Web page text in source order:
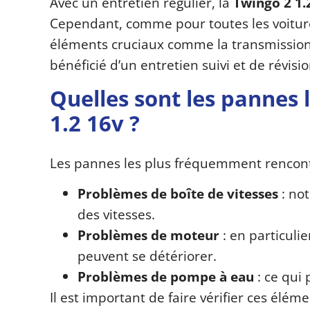
Cependant, comme pour toutes les
éléments cruciaux comme la
bénéficié d’un entretien suivi et de
Quelles sont les
1.2 16v ?
Les pannes les plus fréquemment
Problèmes de boîte de vitesses :
des vitesses.
Problèmes de moteur : en
peuvent se détériorer.
Problèmes de pompe à eau : ce qui
Il est important de faire vérifier ces